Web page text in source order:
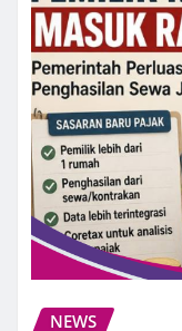
NEWS